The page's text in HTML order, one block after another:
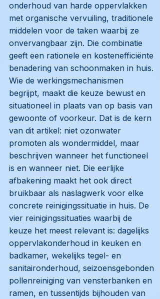
onderhoud van harde oppervlakken
met organische vervuiling, traditionele
middelen voor de taken waarbij ze
onvervangbaar zijn. Die combinatie
geeft een rationele en kostenefficiënte
benadering van schoonmaken in huis.
Wie de werkingsmechanismen
begrijpt, maakt die keuze bewust en
situationeel in plaats van op basis van
gewoonte of voorkeur. Dat is de kern
van dit artikel: niet ozonwater
promoten als wondermiddel, maar
beschrijven wanneer het functioneel
is en wanneer niet. Die eerlijke
afbakening maakt het ook direct
bruikbaar als naslagwerk voor elke
concrete reinigingssituatie in huis. De
vier reinigingssituaties waarbij de
keuze het meest relevant is: dagelijks
oppervlakonderhoud in keuken en
badkamer, wekelijks tegel- en
sanitaironderhoud, seizoensgebonden
pollenreiniging van vensterbanken en
ramen, en tussentijds bijhouden van